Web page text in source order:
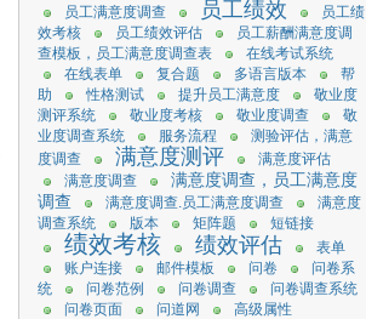
员工满意度调查
员工绩效
员工绩
效考核
员工绩效评估
员工薪酬满意度调
查模板，员工满意度调查表
在线考试系统
在线表单
复合题 多语言版本
帮
助
性格测试 提升员工满意度
敬业度
测评系统
敬业度考核 敬业度调查
敬
业度调查系统
服务流程
测验评估，满意
度调查
满意度测评
满意度评估
满意度调查
满意度调查，员工满意度
调查
满意度调查.员工满意度调查
满意度
调查系统
版本 矩阵题 短链接
绩效考核 绩效评估
表单
账户连接
邮件模板 问卷
问卷系
统
问卷范例 问卷调查
问卷调查系统
问卷页面
问道网 高级属性